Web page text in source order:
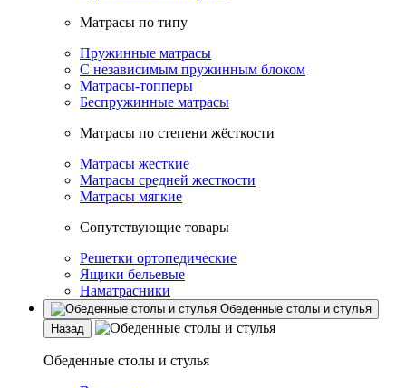
Матрасы по типу
Пружинные матрасы
С независимым пружинным блоком
Матрасы-топперы
Беспружинные матрасы
Матрасы по степени жёсткости
Матрасы жесткие
Матрасы средней жесткости
Матрасы мягкие
Сопутствующие товары
Решетки ортопедические
Ящики бельевые
Наматрасники
Обеденные столы и стулья
Назад
Обеденные столы и стулья